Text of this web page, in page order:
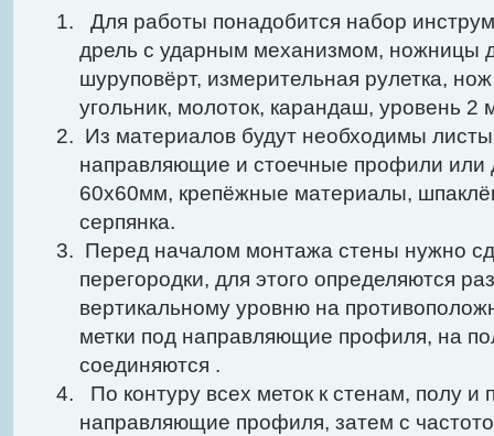
Для работы понадобится набор
дрель с ударным механизмом, ножницы
шуруповёрт, измерительная рулетка,
угольник, молоток, карандаш, уровень 2
Из материалов будут необходимы
направляющие и стоечные профили или
60х60мм, крепёжные материалы,
серпянка.
Перед началом монтажа стены нужно
перегородки, для этого определяются
вертикальному уровню на
метки под направляющие профиля, на
соединяются .
По контуру всех меток к стенам, полу и
направляющие профиля, затем с